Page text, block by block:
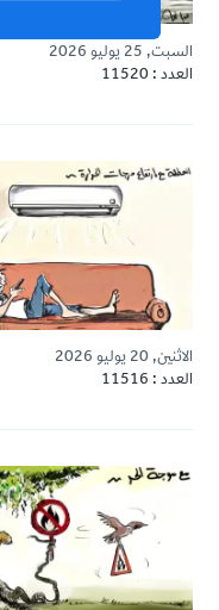
السبت, 25 يوليو 2026
العدد : 11520
الاثنين, 20 يوليو 2026
العدد : 11516